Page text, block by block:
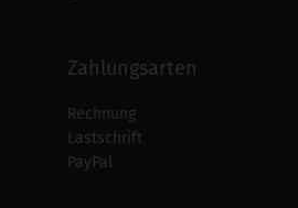
Zahlungsarten
Rechnung
Lastschrift
PayPal